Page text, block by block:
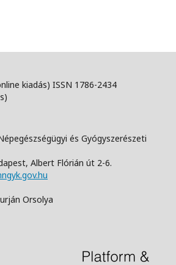
kiadás) ISSN 1786-2434
és Gyógyszerészeti
Albert Flórián út 2-6.
Orsolya